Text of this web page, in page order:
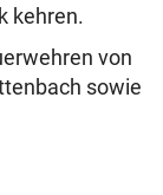
kehren.
von
sowie